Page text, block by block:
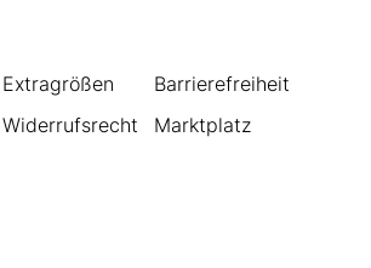
Extragrößen
Widerrufsrecht
Barrierefreiheit
Marktplatz